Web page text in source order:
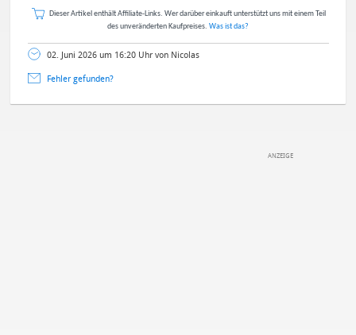
Dieser Artikel enthält Affiliate-Links. Wer darüber einkauft unterstützt uns mit einem Teil
des unveränderten Kaufpreises. Was ist das?
02. Juni 2026 um 16:20 Uhr von Nicolas
Fehler gefunden?